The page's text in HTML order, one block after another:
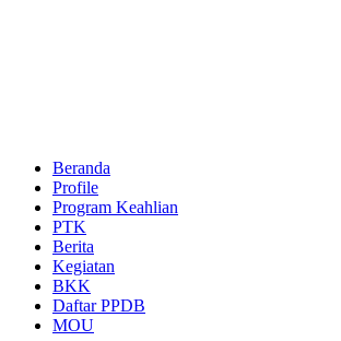
Beranda
Profile
Program Keahlian
PTK
Berita
Kegiatan
BKK
Daftar PPDB
MOU